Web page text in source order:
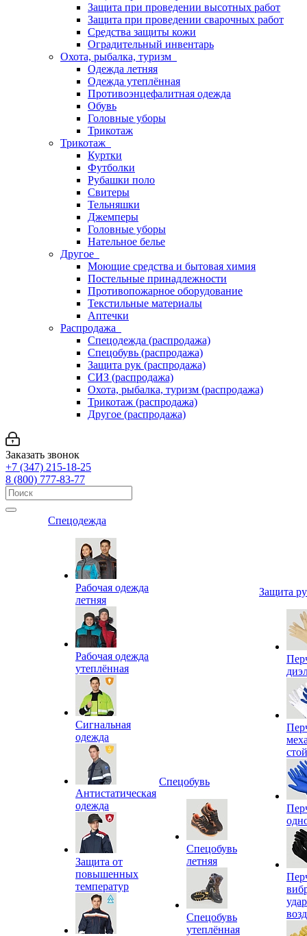
Защита при проведении высотных работ
Защита при проведении сварочных работ
Средства защиты кожи
Оградительный инвентарь
Охота, рыбалка, туризм
Одежда летняя
Одежда утеплённая
Противоэнцефалитная одежда
Обувь
Головные уборы
Трикотаж
Трикотаж
Куртки
Футболки
Рубашки поло
Свитеры
Тельняшки
Джемперы
Головные уборы
Нательное белье
Другое
Моющие средства и бытовая химия
Постельные принадлежности
Противопожарное оборудование
Текстильные материалы
Аптечки
Распродажа
Спецодежда (распродажа)
Спецобувь (распродажа)
Защита рук (распродажа)
СИЗ (распродажа)
Охота, рыбалка, туризм (распродажа)
Трикотаж (распродажа)
Другое (распродажа)
Заказать звонок
+7 (347) 215-18-25
8 (800) 777-83-77
Спецодежда
Рабочая одежда
летняя
Рабочая одежда
утеплённая
Сигнальная
одежда
Антистатическая
одежда
Защита от
повышенных
температур
Спецобувь
Спецобувь
летняя
Спецобувь
утеплённая
Защита